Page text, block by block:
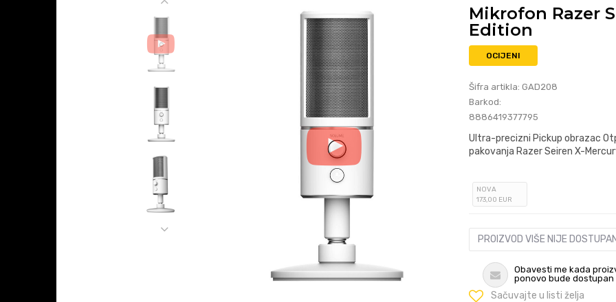
Mikrofon Razer
Edition
OCIJENI
Šifra artikla: GAD208
Barkod:
8886419377795
Ultra-precizni Pickup obrazac
pakovanja Razer Seiren X-
NOVA
173,00 EUR
PROIZVOD VIŠE NIJE
Obavesti me kada
ponovo bude dostupan
Sačuvajte u listi želja